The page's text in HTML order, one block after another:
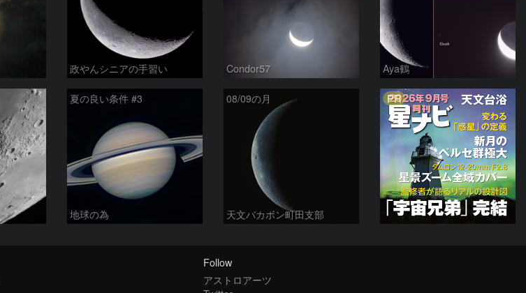
政やんシニアの手習い Condor57 Aya鶴
夏の良い条件 #3
地球の為
08/09の月
天文バカボン町田支部
PR
Follow
アストロアーツ